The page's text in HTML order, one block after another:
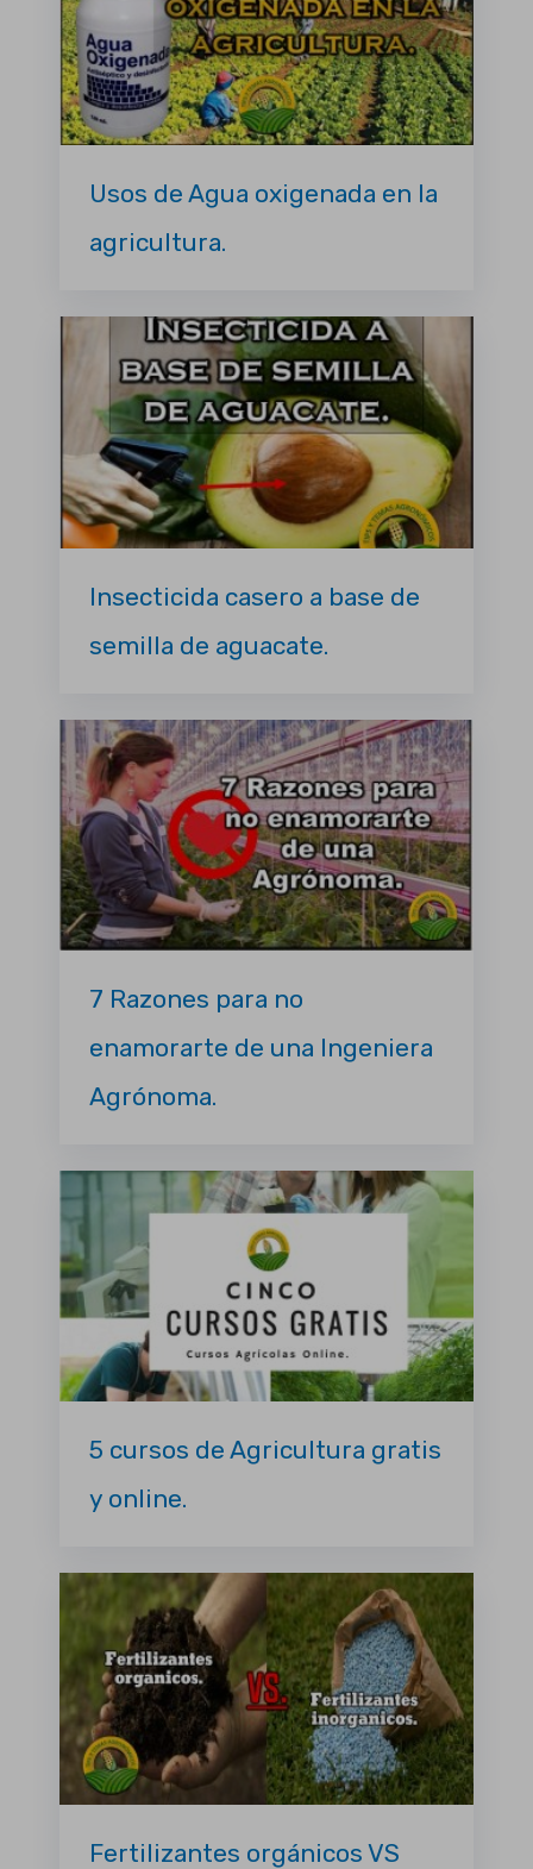
Usos de Agua oxigenada en la
agricultura.
Insecticida casero a base de
semilla de aguacate.
7 Razones para no
enamorarte de una Ingeniera
Agrónoma.
5 cursos de Agricultura gratis
y online.
Fertilizantes orgánicos VS